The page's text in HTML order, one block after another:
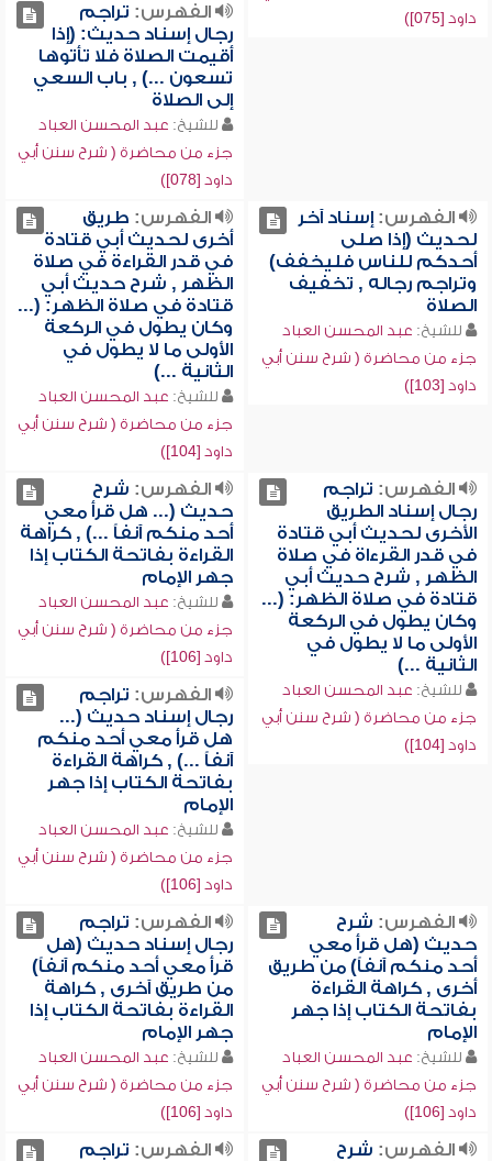
داود [075])
الفهرس: تراجم
رجال إسناد حديث: (إذا
أقيمت الصلاة فلا تأتوها
تسعون ...) , باب السعي
إلى الصلاة
للشيخ: عبد المحسن العباد
جزء من محاضرة ( شرح سنن أبي
داود [078])
الفهرس:إسناد آخر
لحديث (إذا صلى
أحدكم للناس فليخفف)
وتراجم رجاله , تخفيف
الصلاة
للشيخ: عبد المحسن العباد
جزء من محاضرة ( شرح سنن أبي
داود [103])
الفهرس: طريق
أخرى لحديث أبي قتادة
في قدر القراءة في صلاة
الظهر , شرح حديث أبي
قتادة في صلاة الظهر: (...
وكان يطول في الركعة
الأولى ما لا يطول في
الثانية ...)
للشيخ: عبد المحسن العباد
جزء من محاضرة ( شرح سنن أبي
داود [104])
الفهرس: تراجم
رجال إسناد الطريق
الأخرى لحديث أبي قتادة
في قدر القرءاة في صلاة
الظهر , شرح حديث أبي
قتادة في صلاة الظهر: (...
وكان يطول في الركعة
الأولى ما لا يطول في
الثانية ...)
للشيخ: عبد المحسن العباد
جزء من محاضرة ( شرح سنن أبي
داود [104])
الفهرس: شرح
حديث (... هل قرأ معي
أحد منكم آنفاً ...) , كراهة
القراءة بفاتحة الكتاب إذا
جهر الإمام
للشيخ: عبد المحسن العباد
جزء من محاضرة ( شرح سنن أبي
داود [106])
الفهرس: تراجم
رجال إسناد حديث (...
هل قرأ معي أحد منكم
آنفاً ...) , كراهة القراءة
بفاتحة الكتاب إذا جهر
الإمام
للشيخ: عبد المحسن العباد
جزء من محاضرة ( شرح سنن أبي
داود [106])
الفهرس: شرح
حديث (هل قرأ معي
أحد منكم آنفاً) من طريق
أخرى , كراهة القراءة
بفاتحة الكتاب إذا جهر
الإمام
للشيخ: عبد المحسن العباد
جزء من محاضرة ( شرح سنن أبي
داود [106])
الفهرس: تراجم
رجال إسناد حديث (هل
قرأ معي أحد منكم آنفاً)
من طريق آخرى , كراهة
القراءة بفاتحة الكتاب إذا
جهر الإمام
للشيخ: عبد المحسن العباد
جزء من محاضرة ( شرح سنن أبي
داود [106])
الفهرس: شرح
الفهرس: تراجم